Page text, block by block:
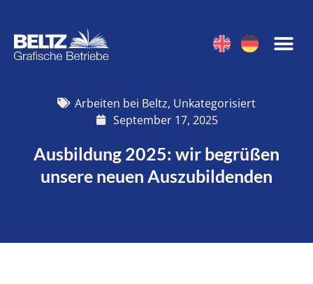
Arbeiten bei Beltz, Unkategorisiert
September 17, 2025
Ausbildung 2025: wir begrüßen
unsere neuen Auszubildenden